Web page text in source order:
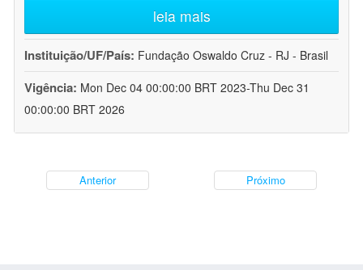
leia mais
Instituição/UF/País: Fundação Oswaldo Cruz - RJ - Brasil
Vigência: Mon Dec 04 00:00:00 BRT 2023-Thu Dec 31
00:00:00 BRT 2026
Anterior Próximo